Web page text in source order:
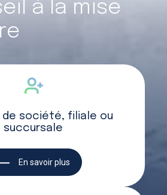
à la mise
de société, filiale ou
succursale
En savoir plus